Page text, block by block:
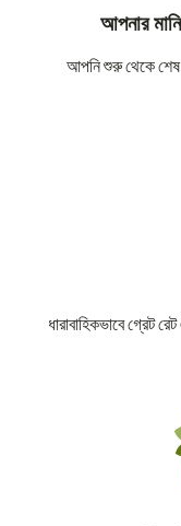
আপনার
আপনি শুরু থেকে শেষ
ধারাবাহিকভাবে গ্রেট